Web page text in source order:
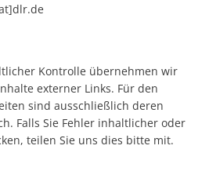
Kontrolle übernehmen wir
externer Links. Für den
sind ausschließlich deren
Falls Sie Fehler inhaltlicher oder
teilen Sie uns dies bitte mit.